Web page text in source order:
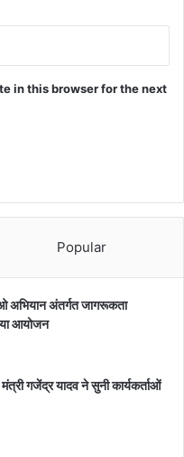
in this browser for the next
Popular
अभियान अंतर्गत जागरूकता
आयोजन
गजेंद्र यादव ने सुनी कार्यकर्ताओं